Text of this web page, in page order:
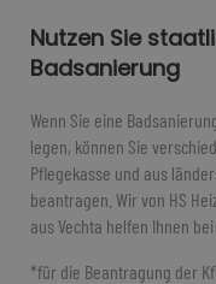
Nutzen Sie
Badsanierung
Wenn Sie eine
legen, können Sie
Pflegekasse und aus
beantragen. Wir von HS
aus Vechta helfen Ihnen
*für die Beantragung der